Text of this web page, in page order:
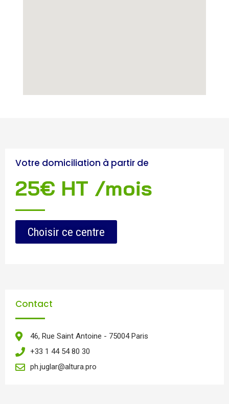
Votre domiciliation à partir de
25€ HT /mois
Choisir ce centre
Contact
46, Rue Saint Antoine - 75004 Paris
+33 1 44 54 80 30
ph.juglar@altura.pro